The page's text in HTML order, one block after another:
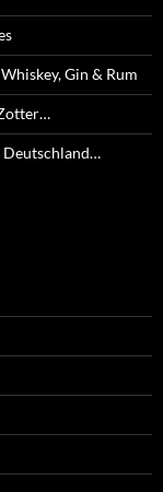
Gin & Rum
Deutschland…